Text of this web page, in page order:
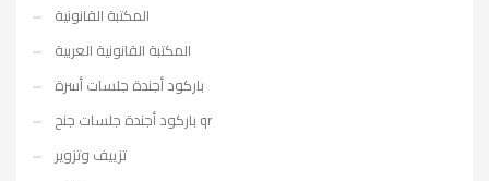
المكتبة القانونية
المكتبة القانونية العربية
باركود أجندة جلسات أسرة
باركود أجندة جلسات جنح qr
تزييف وتزوير